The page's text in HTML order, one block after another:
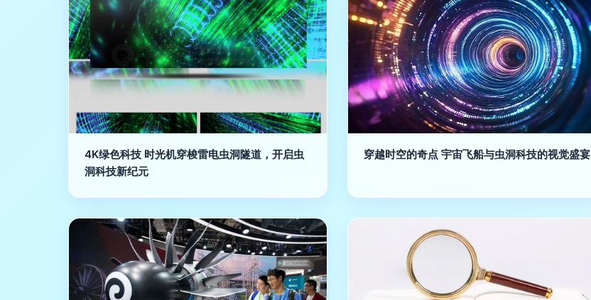
4K绿色科技 时光机穿梭雷电虫洞隧道，开启虫
洞科技新纪元
穿越时空的奇点 宇宙飞船与虫洞科技的视觉盛宴